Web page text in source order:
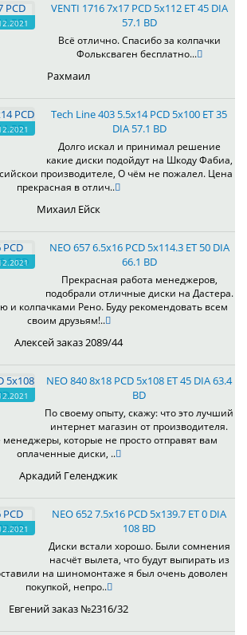
VENTI 1716 7x17 PCD 5x112 ET 45 DIA
57.1 BD
Всё отлично. Спасибо за колпачки
Фольксваген бесплатно...
Рахмаил
Tech Line 403 5.5x14 PCD 5x100 ET 35
DIA 57.1 BD
Долго искал и принимал решение
какие диски подойдут на Шкоду Фабиа,
производителе, О чём не пожалел. Цена
прекрасная в отлич..
Михаил Ейск
NEO 657 6.5x16 PCD 5x114.3 ET 50 DIA
66.1 BD
Прекрасная работа менеджеров,
подобрали отличные диски на Дастера.
колпачками Рено. Буду рекомендовать всем
своим друзьям!..
Алексей заказ 2089/44
NEO 840 8x18 PCD 5x108 ET 45 DIA 63.4
BD
По своему опыту, скажу: что это лучший
интернет магазин от производителя.
которые не просто отправят вам
оплаченные диски, ..
Аркадий Геленджик
NEO 652 7.5x16 PCD 5x139.7 ET 0 DIA
108 BD
Диски встали хорошо. Были сомнения
насчёт вылета, что будут выпирать из
на шиномонтаже я был очень доволен
покупкой, непро..
Евгений заказ №2316/32